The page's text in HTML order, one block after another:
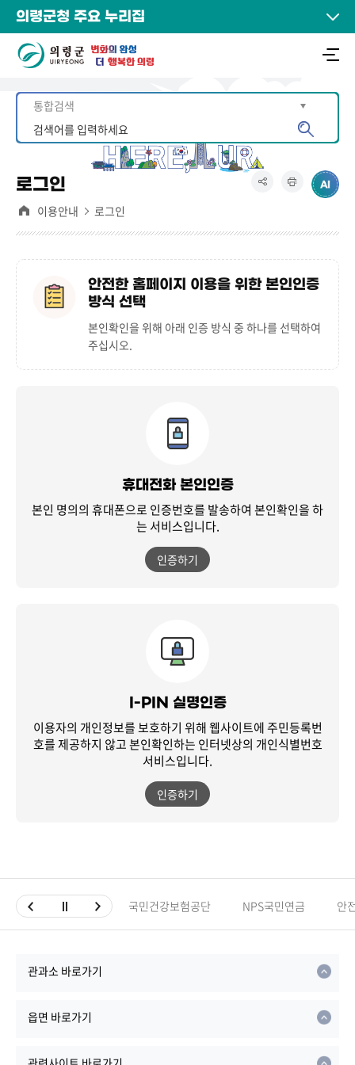
의령군청 주요 누리집
로그인
이용안내 로그인
안전한 홈페이지 이용을 위한 본인인증
방식 선택
본인확인을 위해 아래 인증 방식 중 하나를 선택하여
주십시오.
휴대전화 본인인증
본인 명의의 휴대폰으로 인증번호를 발송하여 본인확인을 하
는 서비스입니다.
인증하기
I-PIN 실명인증
이용자의 개인정보를 보호하기 위해 웹사이트에 주민등록번
호를 제공하지 않고본인확인하는 인터넷상의 개인식별번호
서비스입니다.
인증하기
국민건강보험공단 NPS국민연금 안
관과소 바로가기
읍면 바로가기